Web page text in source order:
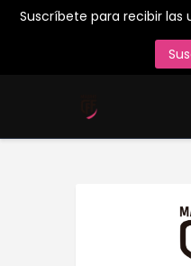
Suscríbete para recibir
INICIO
Entradas/
Primer Equipo
¡Juega en el